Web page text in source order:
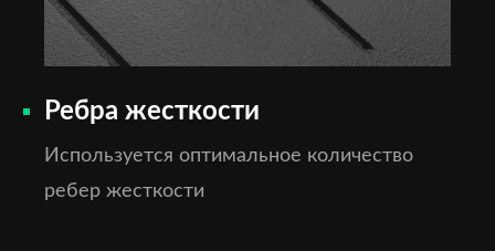
Ребра жесткости
Используется оптимальное количество
ребер жесткости